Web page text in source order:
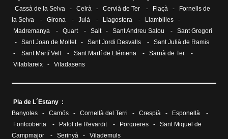
Cassà de la Selva - Celrà - Cervià de Ter - Flaçà -
Fornells de
la Selva - Girona - Juià - Llagostera - Llambilles -
Madremanya - Quart- Salt- Sant Andreu Salou - Sant Gregori
- Sant Joan de Mollet- Sant Jordi Desvalls - Sant Julià de Ramis
- Sant Martí Vell - Sant Martí de Llémena - Sarrià de Ter -
Vilablareix - Viladasens
Pla de L´Estany :
Banyoles - Camós - Cornellà del Terri - Crespià - Esponellà
-
Fontcoberta - Palol de Revardit- Porqueres - Sant Miquel de
Campmajor
- Serinyà - Vilademuls